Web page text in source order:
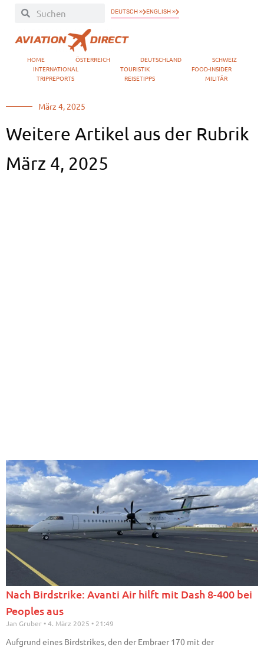
DEUTSCH » ENGLISH »
HOME ÖSTERREICH DEUTSCHLAND
SCHWEIZ
INTERNATIONAL
TOURISTIK
FOOD-INSIDER
TRIPREPORTS
REISETIPPS MILITÄR
März 4, 2025
Weitere Artikel aus der Rubrik
März 4, 2025
Nach Birdstrike: Avanti Air hilft mit Dash 8-400 bei
Peoples aus
Jan Gruber 4. März 2025 21:49
Aufgrund eines Birdstrikes, den der Embraer 170 mit der